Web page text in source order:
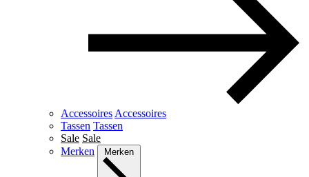
Accessoires Accessoires
Tassen Tassen
Sale Sale
Merken
Merken